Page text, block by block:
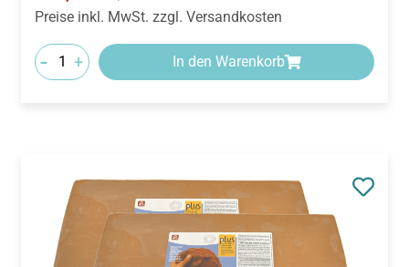
Preise inkl. MwSt. zzgl. Versandkosten
- + In den Warenkorb